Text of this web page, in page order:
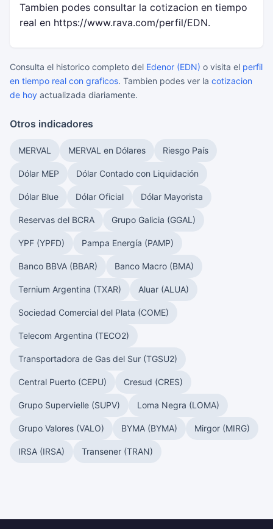
Tambien podes consultar la cotizacion en tiempo
real en https://www.rava.com/perfil/EDN.
Consulta el historico completo del Edenor (EDN) o visita el perfil
en tiempo real con graficos. Tambien podes ver la cotizacion
de hoy actualizada diariamente.
Otros indicadores
MERVAL MERVAL en Dólares Riesgo País
Dólar MEP Dólar Contado con Liquidación
Dólar Blue Dólar Oficial Dólar Mayorista
Reservas del BCRA Grupo Galicia (GGAL)
YPF (YPFD) Pampa Energía (PAMP)
Banco BBVA (BBAR) Banco Macro (BMA)
Ternium Argentina (TXAR) Aluar (ALUA)
Sociedad Comercial del Plata (COME)
Telecom Argentina (TECO2)
Transportadora de Gas del Sur (TGSU2)
Central Puerto (CEPU) Cresud (CRES)
Grupo Supervielle (SUPV) Loma Negra (LOMA)
Grupo Valores (VALO) BYMA (BYMA) Mirgor (MIRG)
IRSA (IRSA) Transener (TRAN)